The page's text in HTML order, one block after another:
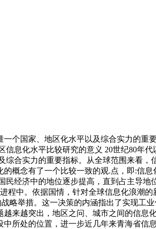
个国家、地区化水平以及综合实力的重
息化水平比较研究的意义 20世纪80年
合实力的重要指标。从全球范围来看，
概念有了一个比较一致的观.点，即:信息
经济中的地位逐步提高，直到占主导地
程中。依据国情，针对全球信息化浪潮的
略举措。这一决策的内涵指出了实现工
来越突出，地区之问、城市之间的信息
所处的位置，进一步近几年来青海省信